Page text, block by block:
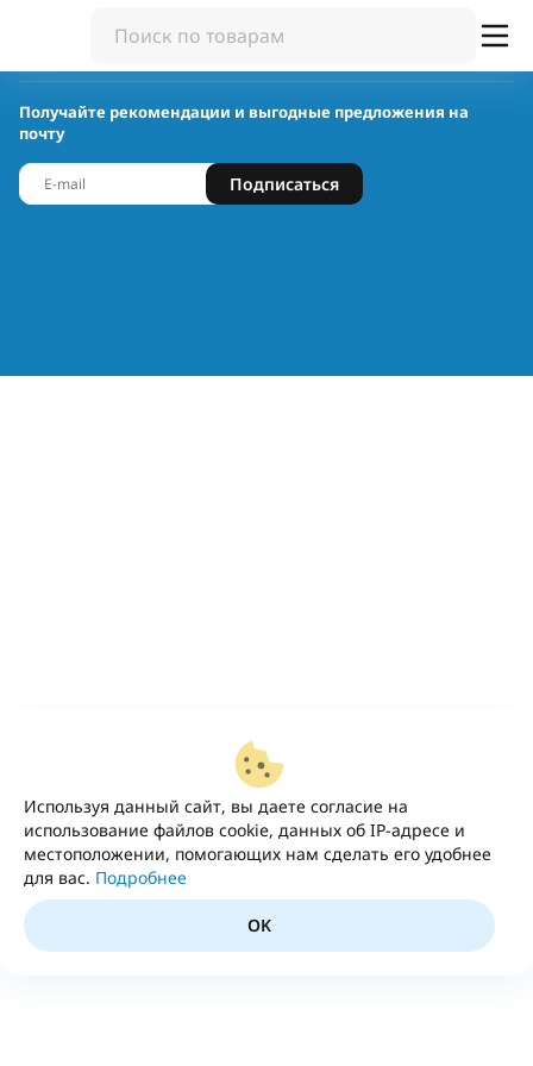
Используя данный сайт, вы даете согласие на
использование файлов cookie, данных об IP-адресе и
местоположении, помогающих нам сделать его удобнее
для вас. Подробнее
OK
Получайте рекомендации и выгодные предложения на
почту
Подписаться